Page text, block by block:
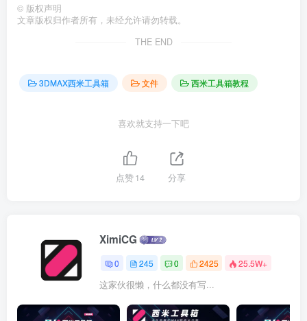
© 版权声明
文章版权归作者所有，未经允许请勿转载。
THE END
3DMAX西米工具箱 文件 西米工具箱教程
喜欢就支持一下吧
点赞14 分享
XimiCG
0 245 0 2425 25.5W+
这家伙很懒，什么都没有写...